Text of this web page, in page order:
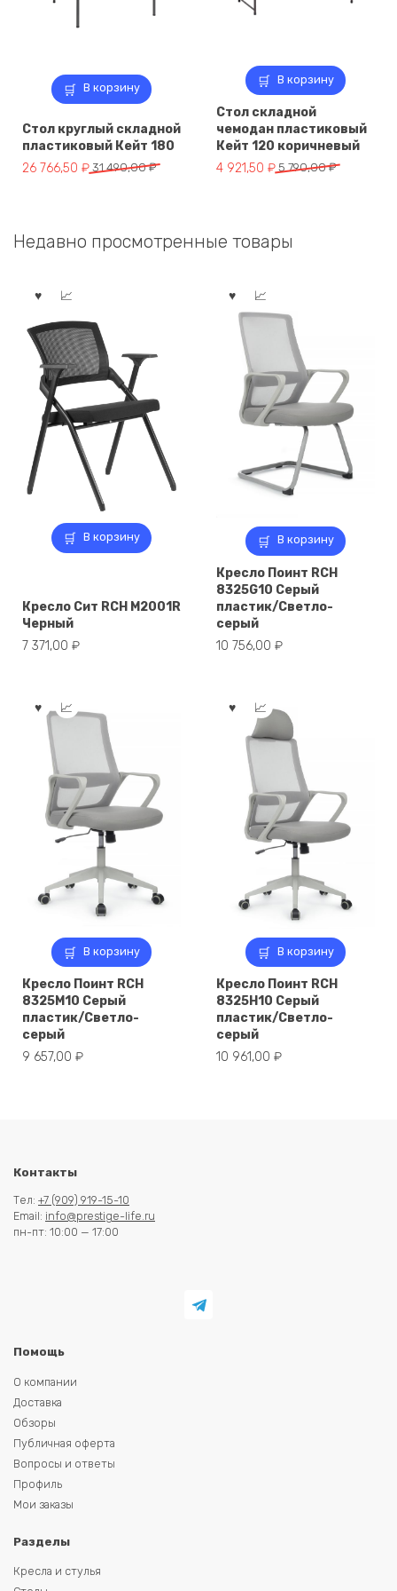
В корзину
Стол круглый складной
пластиковый Кейт 180
31 490,00₽
Первоначальная
490,00 ₽.
26 766,50 ₽
Текущая
В корзину
Стол складной
чемодан пластиковый
Кейт 120 коричневый
5 790,00₽
Первоначальная
790,00 ₽.
4 921,50 ₽
Текущая
Недавно просмотренные товары
В корзину
Кресло Сит RCH M2001R
Черный
7 371,00 ₽
В корзину
Кресло Поинт RCH
8325G10 Серый
пластик/Светло-
серый
10 756,00 ₽
В корзину
Кресло Поинт RCH
8325M10 Серый
пластик/Светло-
серый
9 657,00 ₽
В корзину
Кресло Поинт RCH
8325H10 Серый
пластик/Светло-
серый
10 961,00 ₽
Контакты
Тел: +7 (909) 919-15-10
Email: info@prestige-life.ru
пн-пт: 10:00 — 17:00
Помощь
О компании
Доставка
Обзоры
Публичная оферта
Вопросы и ответы
Профиль
Мои заказы
Разделы
Кресла и стулья